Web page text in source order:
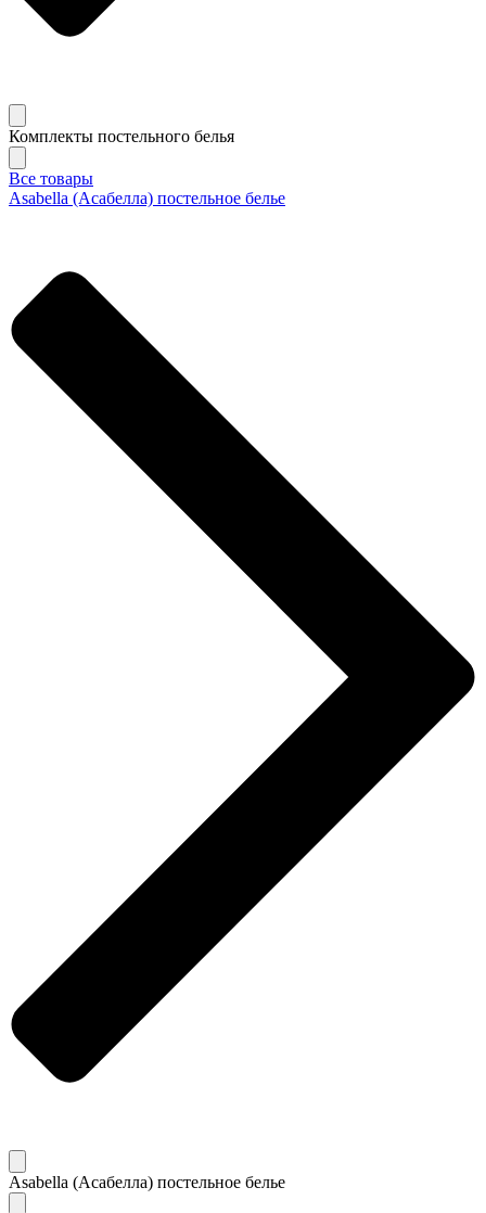
Комплекты постельного белья
Все товары
Asabella (Асабелла) постельное белье
Asabella (Асабелла) постельное белье